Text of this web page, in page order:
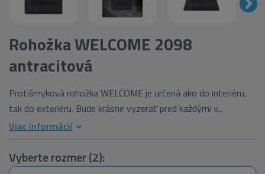
Rohožka WELCOME 2098
antracitová
Protišmyková rohožka WELCOME je určená ako do interiéru,
tak do exteriéru. Bude krásne vyzerať pred každými v...
Viac informácií
Vyberte rozmer (2):